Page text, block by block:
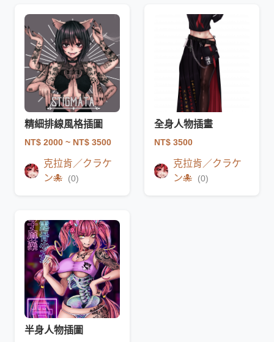
精細排線風格插圖
NT$ 2000 ~ NT$ 3500
克拉肯／クラケ
ン🐙
(0)
全身人物插畫
NT$ 3500
克拉肯／クラケ
ン🐙
(0)
半身人物插圖